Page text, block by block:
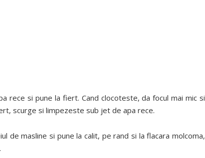
rece si pune la fiert. Cand clocoteste, da focul mai mic si
scurge si limpezeste sub jet de apa rece.
de masline si pune la calit, pe rand si la flacara molcoma,